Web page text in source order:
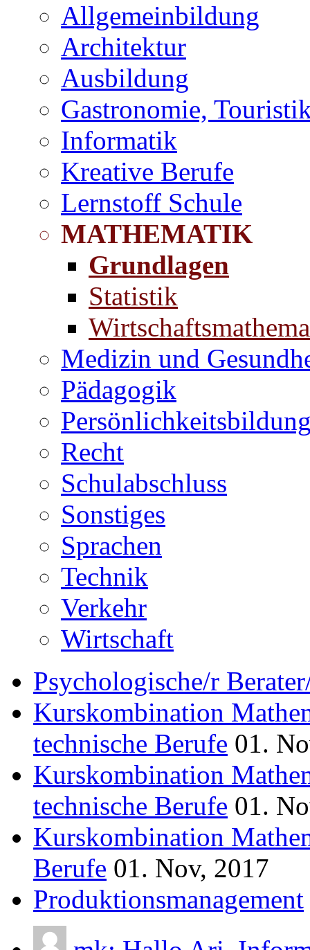
Allgemeinbildung
Architektur
Ausbildung
Gastronomie,
Informatik
Kreative Berufe
Lernstoff Schule
MATHEMATIK
Grundlagen
Statistik
Medizin und
Pädagogik
Recht
Schulabschluss
Sonstiges
Sprachen
Technik
Verkehr
Wirtschaft
Psychologische/r
Kurskombination
technische Berufe 01.
Kurskombination
technische Berufe 01.
Kurskombination
Berufe 01. Nov, 2017
Produktionsmanagement